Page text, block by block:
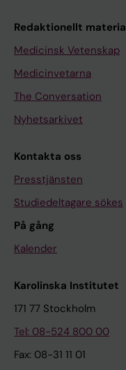
Redaktionellt
Medicinsk Vetenskap
Medicinvetarna
The Conversation
Nyhetsarkivet
Kontakta oss
Presstjänsten
Studiedeltagare sökes
På gång
Kalender
Karolinska Institutet
171 77 Stockholm
Tel: 08-524 800 00
Fax: 08-31 11 01